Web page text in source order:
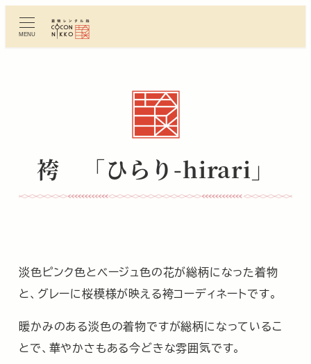
ン
MENU
袴 「ひらり-hirari」
淡色ピンク色とベージュ色の花が総柄になった着物
と、グレーに桜模様が映える袴コーディネートです。
暖かみのある淡色の着物ですが総柄になっているこ
とで、華やかさもある今どきな雰囲気です。